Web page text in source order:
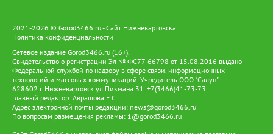
2021-2026 © Gorod3466.ru - Сайт Нижневартовска
Политика конфиденциальности
Сетевое издание Gorod3466.ru (16+).
Свидетельство о регистрации Эл № ФС77-66798 от 15.08.2016 выдано
Федеральной службой по надзору в сфере связи, информационных
технологий и массовых коммуникаций. Учредитель ООО "Салун"
628602 г. Нижневартовск ул.Пикмана 31. +7(3466)41-73-73
Главный редактор: Аврашова Е.С.
Адрес электронной почты редакции: news@gorod3466.ru
По вопросам размещения рекламы: 1@gorod3466.ru